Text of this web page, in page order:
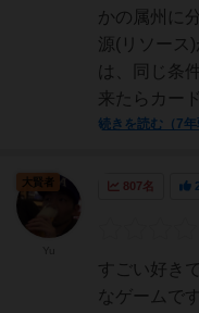
かの属州に
源(リソース
は、同じ条
来たらカー
続きを読む（7年
807名
すごい好き
なゲームで
大賢者